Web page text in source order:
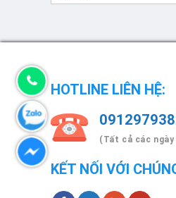
HOTLINE LIÊN HỆ:
(Tất cả các
KẾT NỐI VỚI